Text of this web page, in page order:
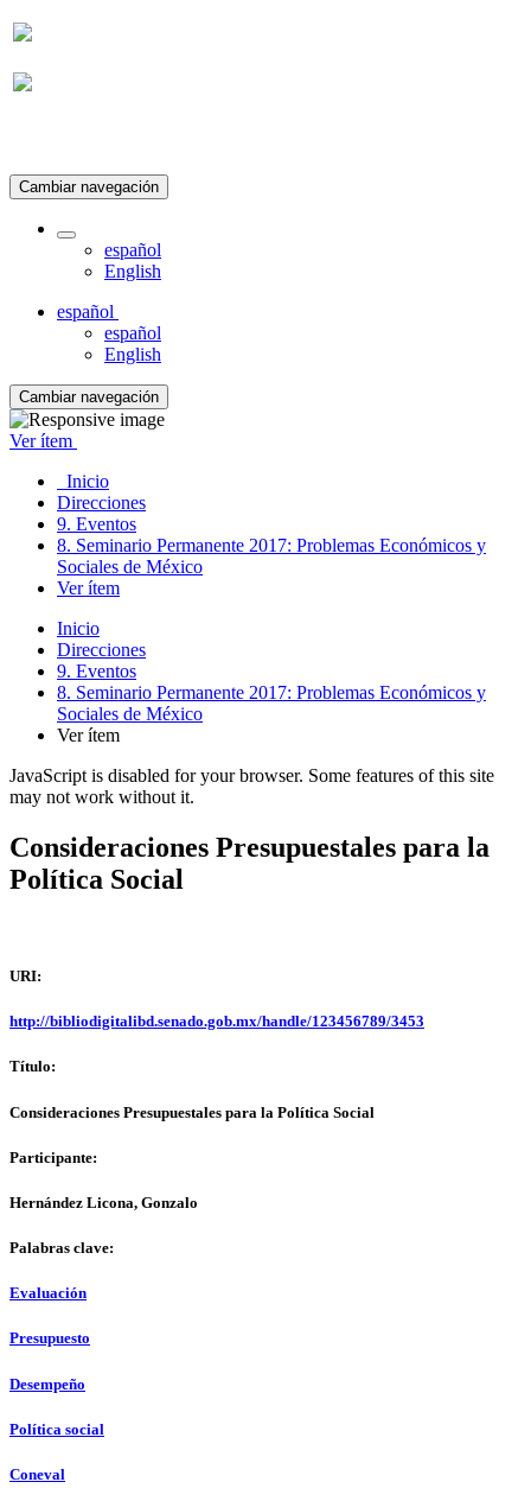
Cambiar navegación
español
English
español
español
English
Cambiar navegación
Ver ítem
Inicio
Direcciones
9. Eventos
8. Seminario Permanente 2017: Problemas Económicos y
Sociales de México
Ver ítem
Inicio
Direcciones
9. Eventos
8. Seminario Permanente 2017: Problemas Económicos y
Sociales de México
Ver ítem
JavaScript is disabled for your browser. Some features of this site
may not work without it.
Consideraciones Presupuestales para la
Política Social
URI:
http://bibliodigitalibd.senado.gob.mx/handle/123456789/3453
Título:
Consideraciones Presupuestales para la Política Social
Participante:
Hernández Licona, Gonzalo
Palabras clave:
Evaluación
Presupuesto
Desempeño
Política social
Coneval